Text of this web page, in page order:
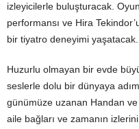
izleyicilerle buluşturacak.
performansı ve Hira
bir tiyatro deneyimi yaşatacak.
Huzurlu olmayan bir evde
seslerle dolu bir dünyaya
günümüze uzanan Handan ve
aile bağları ve zamanın